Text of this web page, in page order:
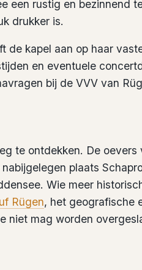
een rustig en bezinnend
drukker is.
de kapel aan op haar
en eventuele
bij de VVV van
te ontdekken. De
plaats
Wie meer
Rügen, het geografische
niet mag worden